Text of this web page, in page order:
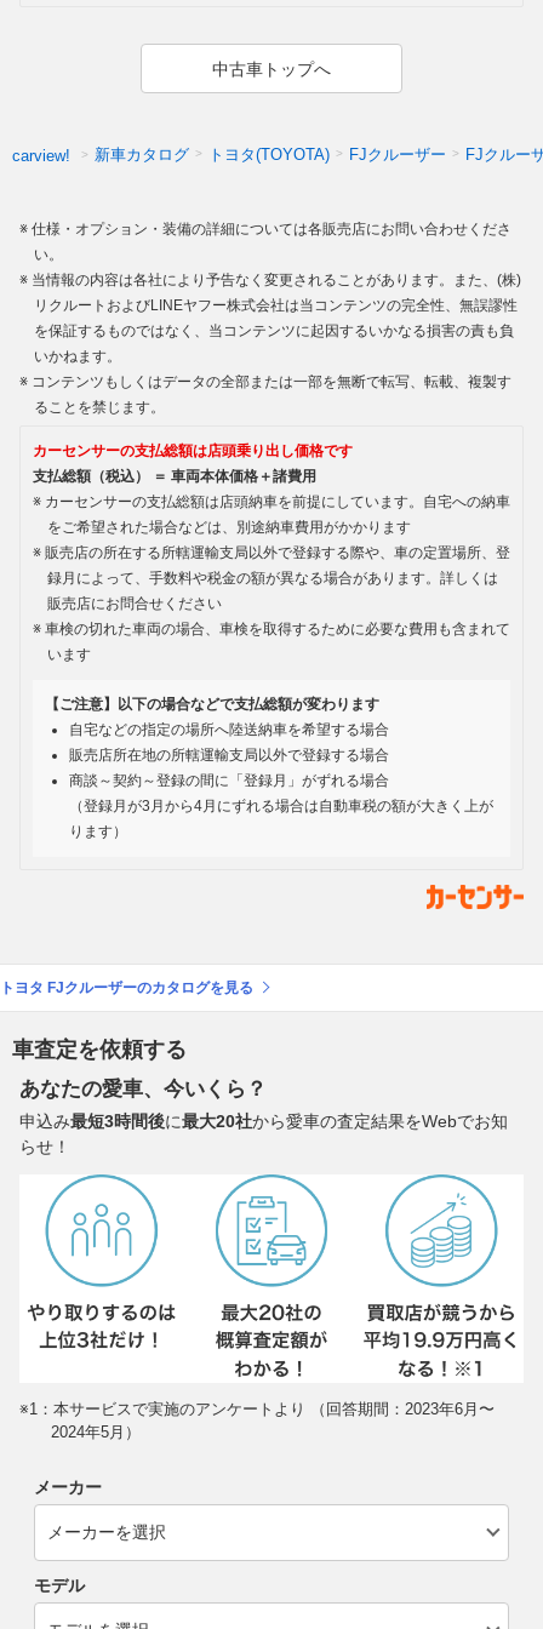
中古車トップへ
carview! 新車カタログ トヨタ(TOYOTA) FJクルーザー FJクルー
仕様・オプション・装備の詳細については各販売店にお問い合わせくださ
い。
当情報の内容は各社により予告なく変更されることがあります。また、(株)
リクルートおよびLINEヤフー株式会社は当コンテンツの完全性、無誤謬性
を保証するものではなく、当コンテンツに起因するいかなる損害の責も負
いかねます。
コンテンツもしくはデータの全部または一部を無断で転写、転載、複製す
ることを禁じます。
カーセンサーの支払総額は店頭乗り出し価格です
支払総額（税込） ＝ 車両本体価格＋諸費用
カーセンサーの支払総額は店頭納車を前提にしています。自宅への納車
をご希望された場合などは、別途納車費用がかかります
販売店の所在する所轄運輸支局以外で登録する際や、車の定置場所、登
録月によって、手数料や税金の額が異なる場合があります。詳しくは
販売店にお問合せください
車検の切れた車両の場合、車検を取得するために必要な費用も含まれて
います
【ご注意】以下の場合などで支払総額が変わります
自宅などの指定の場所へ陸送納車を希望する場合
販売店所在地の所轄運輸支局以外で登録する場合
商談～契約～登録の間に「登録月」がずれる場合
（登録月が3月から4月にずれる場合は自動車税の額が大きく上が
ります）
トヨタ FJクルーザーのカタログを見る
車査定を依頼する
あなたの愛車、今いくら？
申込み最短3時間後に最大20社から愛車の査定結果をWebでお知
らせ！
※1：本サービスで実施のアンケートより （回答期間：2023年6月〜
2024年5月）
メーカー
モデル